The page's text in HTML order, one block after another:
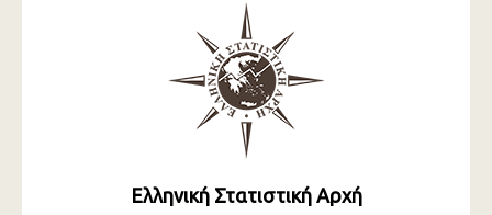
Ελληνική Στατιστική Αρχή